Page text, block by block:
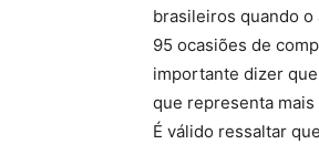
brasileiros quando o
95 ocasiões de
importante dizer que
que representa
É válido ressaltar